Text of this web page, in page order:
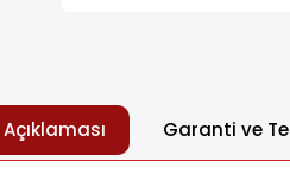
Garanti ve